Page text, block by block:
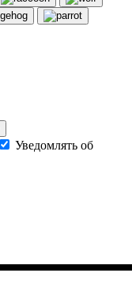
Уведомлять об